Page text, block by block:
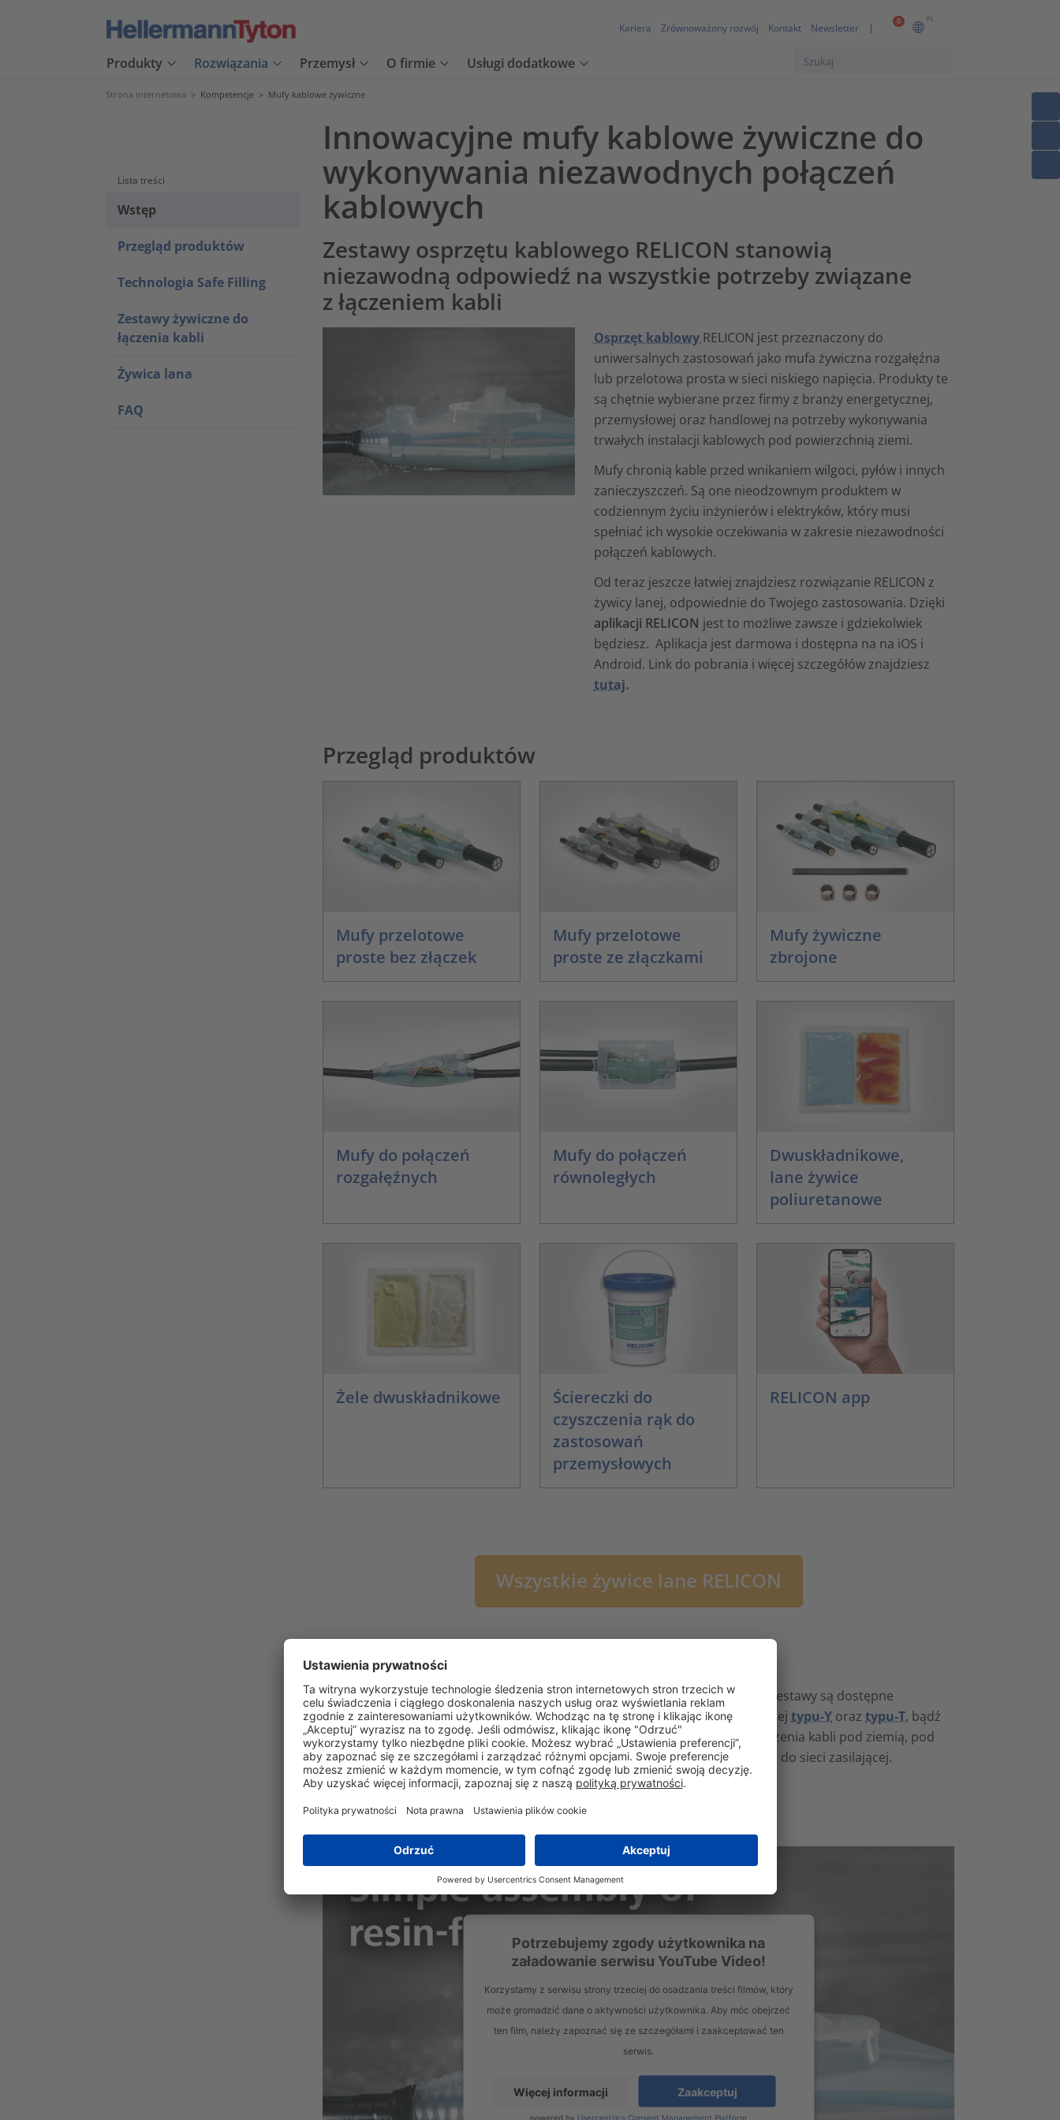
0 PL
Kariera Zrównoważony rozwój Kontakt Newsletter
Produkty Rozwiązania Przemysł O firmie Usługi dodatkowe
Strona internetowa > Kompetencje > Mufy kablowe żywiczne
Lista treści
Wstęp
Przegląd produktów
Technologia Safe Filling
Zestawy żywiczne do
łączenia kabli
Żywica lana
FAQ
Innowacyjne mufy kablowe żywiczne do
wykonywania niezawodnych połączeń
kablowych
Zestawy osprzętu kablowego RELICON stanowią
niezawodną odpowiedź na wszystkie potrzeby związane
z łączeniem kabli
Osprzęt kablowy RELICON jest przeznaczony do
uniwersalnych zastosowań jako mufa żywiczna rozgałęźna
lub przelotowa prosta w sieci niskiego napięcia. Produkty te
są chętnie wybierane przez firmy z branży energetycznej,
przemysłowej oraz handlowej na potrzeby wykonywania
trwałych instalacji kablowych pod powierzchnią ziemi.
Mufy chronią kable przed wnikaniem wilgoci, pyłów i innych
zanieczyszczeń. Są one nieodzownym produktem w
codziennym życiu inżynierów i elektryków, który musi
spełniać ich wysokie oczekiwania w zakresie niezawodności
połączeń kablowych.
Od teraz jeszcze łatwiej znajdziesz rozwiązanie RELICON z
żywicy lanej, odpowiednie do Twojego zastosowania. Dzięki
aplikacji RELICON jest to możliwe zawsze i gdziekolwiek
będziesz. Aplikacja jest darmowa i dostępna na na iOS i
Android. Link do pobrania i więcej szczegółów znajdziesz
tutaj.
Przegląd produktów
Mufy przelotowe
proste bez złączek
Mufy przelotowe
proste ze złączkami
Mufy żywiczne
zbrojone
Mufy do połączeń
rozgałęźnych
Mufy do połączeń
równoległych
Dwuskładnikowe,
lane żywice
poliuretanowe
Żele dwuskładnikowe
Ściereczki do
czyszczenia rąk do
zastosowań
przemysłowych
RELICON app
Wszystkie żywice lane RELICON
Mufy kablowe żywiczne RELICON są wodoszczelne wzdłużnie i poprzecznie. Zestawy są dostępne
w różnych rozmiarach w wersjach: przelotowej prostejtypu-Ioraz rozgałęźnej typu-Y oraz typu-T, bądź
teżrozgałęźnej równoległej typu-PA.Mogą one być wykorzystywane do łączenia kabli pod ziemią, pod
wodą lub w kanałach instalacyjnych, na przykład w celu podłączenia budynku do sieci zasilającej.
Potrzebujemy zgody użytkownika na
załadowanie serwisu YouTube Video!
Korzystamy z serwisu strony trzeciej do osadzania treści filmów, który
może gromadzić dane o aktywności użytkownika. Aby móc obejrzeć
ten film, należy zapoznać się ze szczegółami i zaakceptować ten
serwis.
Więcej informacji Zaakceptuj
powered by Usercentrics Consent Management Platform